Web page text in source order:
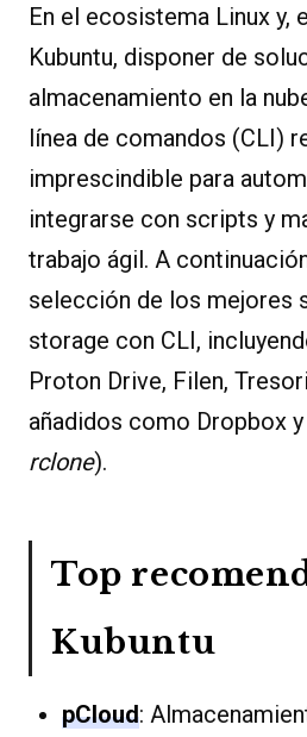
En el ecosistema Linux y,
Kubuntu, disponer de
almacenamiento en la
línea de comandos (CLI)
imprescindible para
integrarse con scripts y
trabajo ágil. A
selección de los mejores
storage con CLI,
Proton Drive, Filen,
añadidos como Dropbox
rclone).
Top
Kubuntu
pCloud: